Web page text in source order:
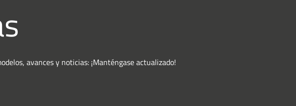
avances y noticias: ¡Manténgase actualizado!